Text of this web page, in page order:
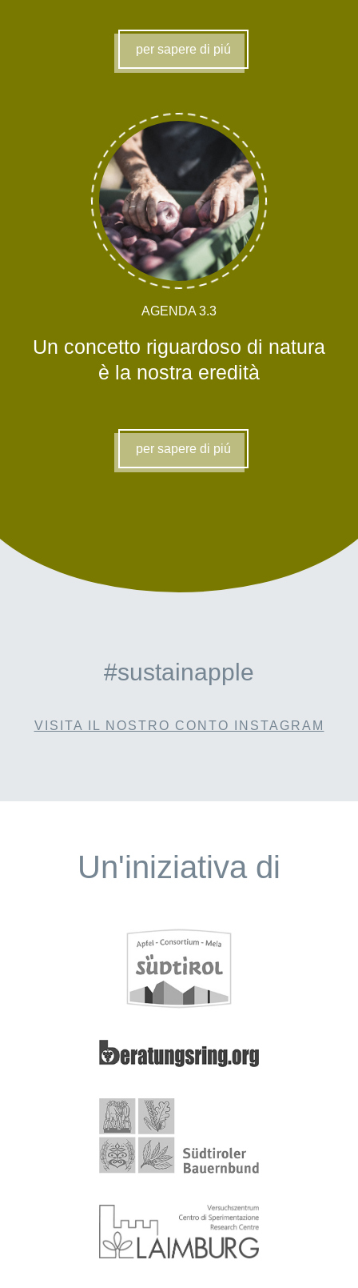
per sapere di piú
AGENDA 3.3
Un concetto riguardoso di natura
è la nostra eredità
per sapere di piú
#sustainapple
VISITA IL NOSTRO CONTO INSTAGRAM
Un'iniziativa di